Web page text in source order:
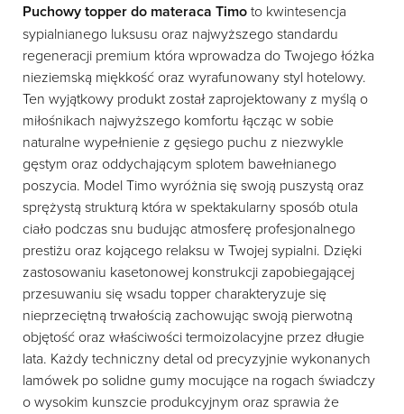
Puchowy topper do materaca Timoto kwintesencja
sypialnianego luksusu oraz najwyższego standardu
regeneracji premium która wprowadza do Twojego łóżka
nieziemską miękkość oraz wyrafunowany styl hotelowy.
Ten wyjątkowy produkt został zaprojektowany z myślą o
miłośnikach najwyższego komfortu łącząc w sobie
naturalne wypełnienie z gęsiego puchu z niezwykle
gęstym oraz oddychającym splotem bawełnianego
poszycia. Model Timo wyróżnia się swoją puszystą oraz
sprężystą strukturą która w spektakularny sposób otula
ciało podczas snu budując atmosferę profesjonalnego
prestiżu oraz kojącego relaksu w Twojej sypialni. Dzięki
zastosowaniu kasetonowej konstrukcji zapobiegającej
przesuwaniu się wsadu topper charakteryzuje się
nieprzeciętną trwałością zachowując swoją pierwotną
objętość oraz właściwości termoizolacyjne przez długie
lata. Każdy techniczny detal od precyzyjnie wykonanych
lamówek po solidne gumy mocujące na rogach świadczy
o wysokim kunszcie produkcyjnym oraz sprawia że